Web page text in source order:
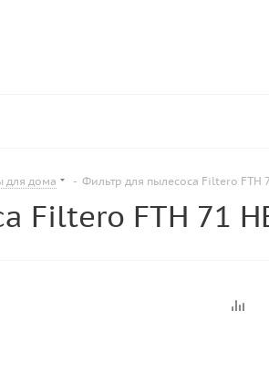
для дома - Фильтр для пылесоса Filtero FTH
Filtero FTH 71